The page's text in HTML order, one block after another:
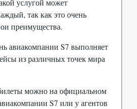
услугой может
так как это очень
преимущества.
авиакомпании S7 выполняет
из различных точек мира
можно на официальном
S7 или у агентов